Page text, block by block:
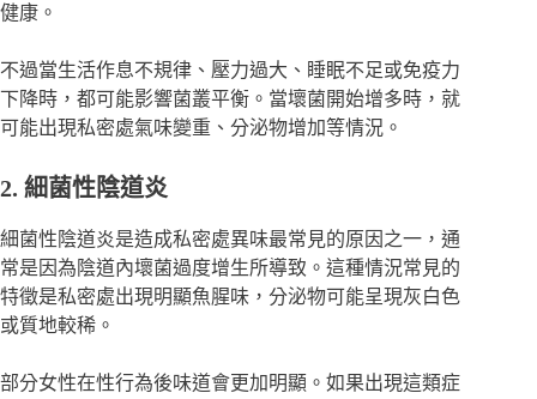
健康。
不過當生活作息不規律、壓力過大、睡眠不足或免疫力
下降時，都可能影響菌叢平衡。當壞菌開始增多時，就
可能出現私密處氣味變重、分泌物增加等情況。
2. 細菌性陰道炎
細菌性陰道炎是造成私密處異味最常見的原因之一，通
常是因為陰道內壞菌過度增生所導致。這種情況常見的
特徵是私密處出現明顯魚腥味，分泌物可能呈現灰白色
或質地較稀。
部分女性在性行為後味道會更加明顯。如果出現這類症